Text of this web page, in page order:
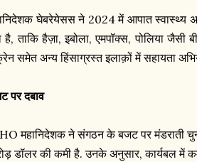
घेबरेयेसस ने 2024 में आपात स्वास्थ्य
है, ताकि हैज़ा, इबोला, एमपॉक्स, पोलिया
समेत अन्य हिंसाग्रस्त इलाक़ों में सहायता
पर दबाव
महानिदेशक ने संगठन के बजट पर मंडराती
डॉलर की कमी है. उनके अनुसार, कार्यबल में